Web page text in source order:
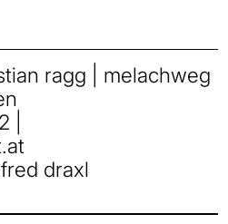
ragg | melachweg
draxl